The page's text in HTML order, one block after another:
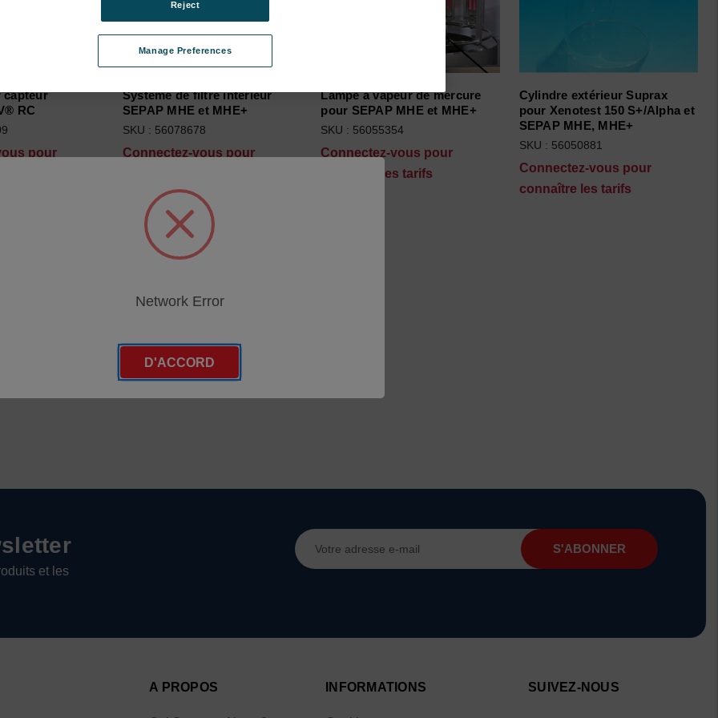
capteur
RC
pour
Système de filtre intérieur
SEPAP MHE et MHE+
SKU : 56078678
Connectez-vous pour
Lampe à vapeur de mercure
pour SEPAP MHE et MHE+
SKU : 56055354
Connectez-vous pour
connaître les tarifs
Cylindre extérieur Suprax
pour Xenotest 150 S+/Alpha et
SEPAP MHE, MHE+
SKU : 56050881
Connectez-vous pour
connaître les tarifs
et les
Adresse
e-
A PROPOS INFORMATIONS SUIVEZ-NOUS
Manage Preferences
Reject
Network Error
D'ACCORD